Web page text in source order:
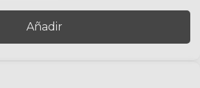
Añadir